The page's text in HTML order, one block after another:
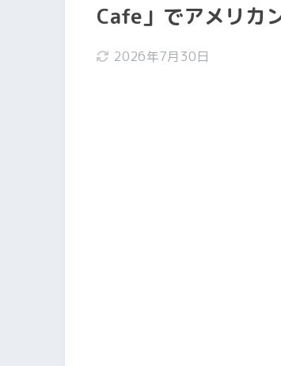
Cafe」でアメリカ
2026年7月30日